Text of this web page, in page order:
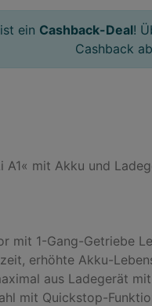
ein Cashback-Deal!
Cashback
A1« mit Akku und
mit 1-Gang-Getriebe
erhöhte Akku-
aus Ladegerät
mit Quickstop-